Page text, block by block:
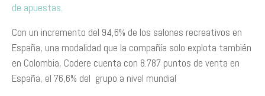
de apuestas.
Con un incremento del 94,6% de los salones recreativos en
España, una modalidad que la compañía solo explota también
en Colombia, Codere cuenta con 8.787 puntos de venta en
España, el 76,6% del grupo a nivel mundial